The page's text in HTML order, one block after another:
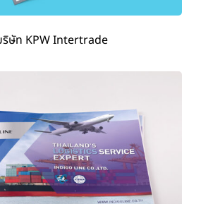
ษัท KPW Intertrade